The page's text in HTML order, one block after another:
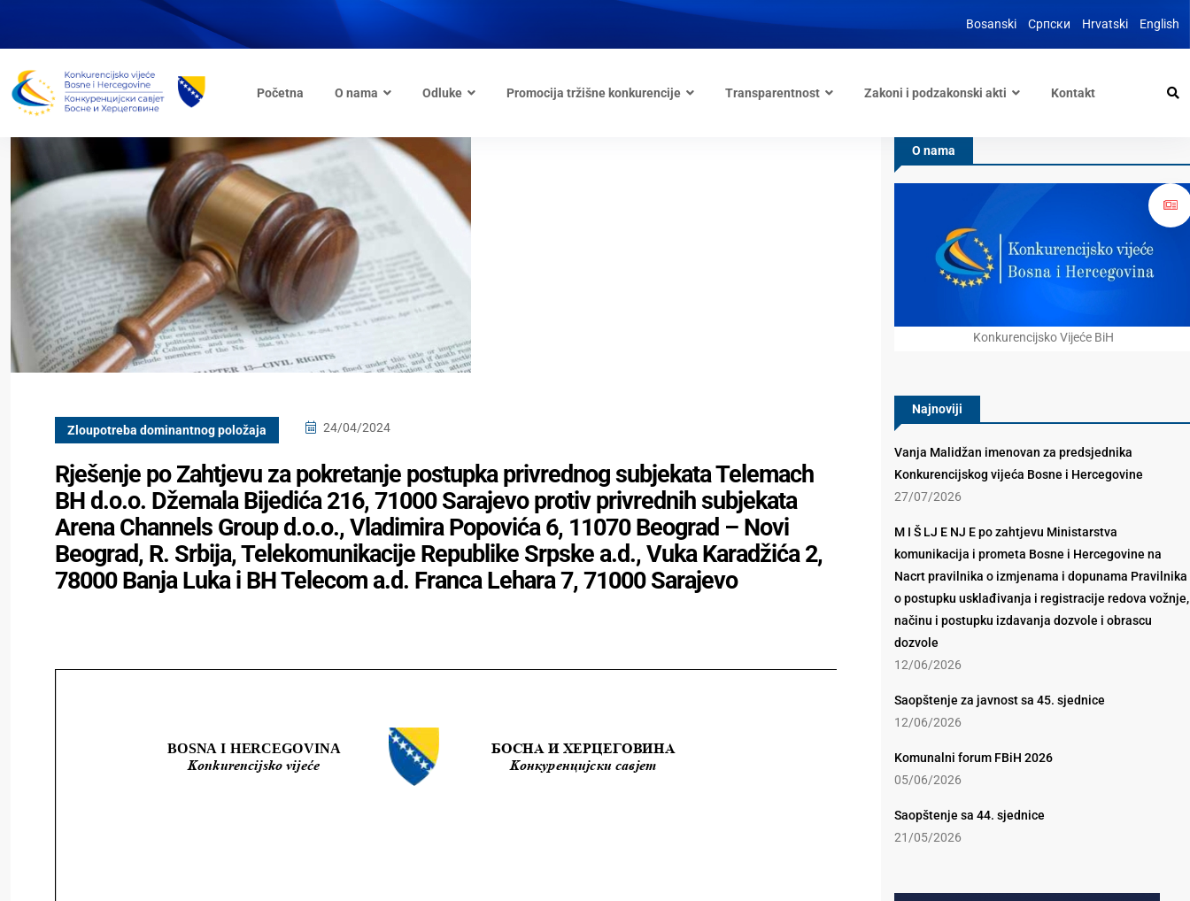
Bosanski Српски Hrvatski English
Početna O nama Odluke Promocija tržišne konkurencije Transparentnost Zakoni i podzakonski akti Kontakt
Zloupotreba dominantnog položaja 24/04/2024
Rješenje po Zahtjevu za pokretanje postupka privrednog subjekata Telemach
BH d.o.o. Džemala Bijedića 216, 71000 Sarajevo protiv privrednih subjekata
Arena Channels Group d.o.o., Vladimira Popovića 6, 11070 Beograd – Novi
Beograd, R. Srbija, Telekomunikacije Republike Srpske a.d., Vuka Karadžića 2,
78000 Banja Luka i BH Telecom a.d. Franca Lehara 7, 71000 Sarajevo
O nama
Konkurencijsko Vijeće BiH
Najnoviji
Vanja Malidžan imenovan za predsjednika
Konkurencijskog vijeća Bosne i Hercegovine
27/07/2026
M I Š LJ E NJ E po zahtjevu Ministarstva
komunikacija i prometa Bosne i Hercegovine na
Nacrt pravilnika o izmjenama i dopunama Pravilnika
o postupku usklađivanja i registracije redova vožnje,
načinu i postupku izdavanja dozvole i obrascu
dozvole
12/06/2026
Saopštenje za javnost sa 45. sjednice
12/06/2026
Komunalni forum FBiH 2026
05/06/2026
Saopštenje sa 44. sjednice
21/05/2026